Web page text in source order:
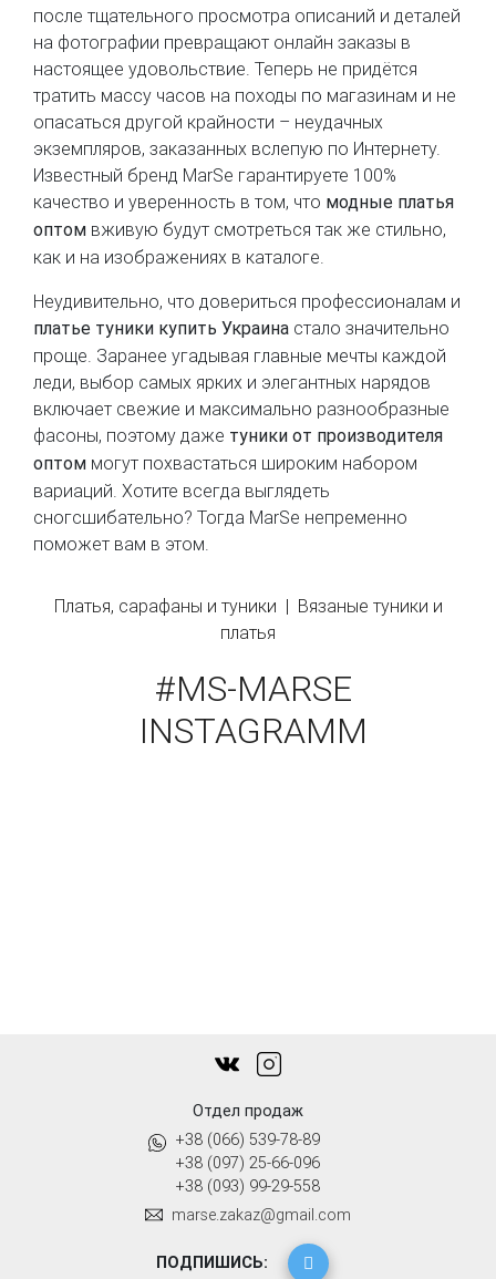
после тщательного просмотра описаний и деталей
на фотографии превращают онлайн заказы в
настоящее удовольствие. Теперь не придётся
тратить массу часов на походы по магазинам и не
опасаться другой крайности – неудачных
экземпляров, заказанных вслепую по Интернету.
Известный бренд MarSe гарантируете 100%
качество и уверенность в том, что модные платья
оптом вживую будут смотреться так же стильно,
как и на изображениях в каталоге.
Неудивительно, что довериться профессионалам и
платье туники купить Украина стало значительно
проще. Заранее угадывая главные мечты каждой
леди, выбор самых ярких и элегантных нарядов
включает свежие и максимально разнообразные
фасоны, поэтому даже туники от производителя
оптом могут похвастаться широким набором
вариаций. Хотите всегда выглядеть
сногсшибательно? Тогда MarSe непременно
поможет вам в этом.
Платья, сарафаны и туники | Вязаные туники и
платья
#MS-MARSE
INSTAGRAMM
Отдел продаж
+38 (066) 539-78-89
+38 (097) 25-66-096
+38 (093) 99-29-558
marse.zakaz@gmail.com
ПОДПИШИСЬ: